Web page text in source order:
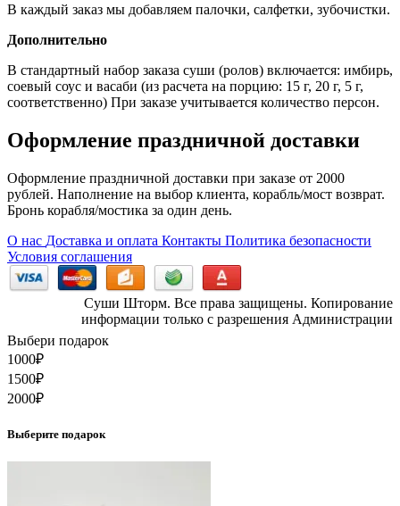
В каждый заказ мы добавляем палочки, салфетки, зубочистки.
Дополнительно
В стандартный набор заказа суши (ролов) включается: имбирь,
соевый соус и васаби (из расчета на порцию: 15 г, 20 г, 5 г,
соответственно) При заказе учитывается количество персон.
Оформление праздничной доставки
Оформление праздничной доставки при заказе от 2000
рублей. Наполнение на выбор клиента, корабль/мост возврат.
Бронь корабля/мостика за один день.
О нас Доставка и оплата Контакты Политика безопасности
Условия соглашения
Суши Шторм. Все права защищены. Копирование
информации только с разрешения Администрации
Выбери подарок
1000₽
1500₽
2000₽
Выберите подарок